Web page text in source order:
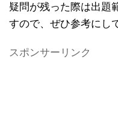
疑問が残った際は出題
すので、ぜひ参考にし
スポンサーリンク